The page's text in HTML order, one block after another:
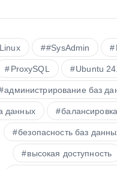
#SysAdmin
ProxySQL Ubuntu
администрирование баз
данных
безопасность баз
высокая доступность